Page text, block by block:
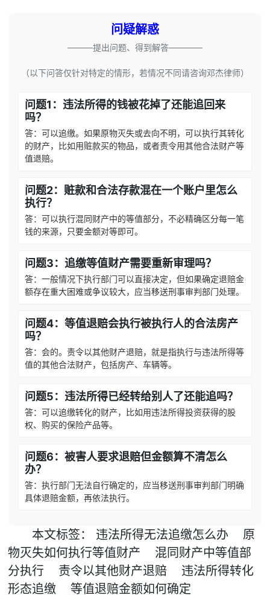
问疑解惑
———提出问题、得到解答————
（以下问答仅针对特定的情形，若情况不同请咨询邓杰律师）
问题1：违法所得的钱被花掉了还能追回来
吗？
答：可以追缴。如果原物灭失或去向不明，可以执行其转化
的财产，比如用赃款买的物品，或者责令用其他合法财产等
值退赔。
问题2：赃款和合法存款混在一个账户里怎么
执行？
答：可以执行混同财产中的等值部分，不必精确区分每一笔
钱的来源，只要金额对等即可。
问题3：追缴等值财产需要重新审理吗？
答：一般情况下执行部门可以直接决定，但如果确定退赔金
额存在重大困难或争议较大，应当移送刑事审判部门处理。
问题4：等值退赔会执行被执行人的合法房产
吗？
答：会的。责令以其他财产退赔，就是指执行与违法所得等
值的其他合法财产，包括房产、车辆等。
问题5：违法所得已经转给别人了还能追吗？
答：可以追缴转化的财产，比如用违法所得投资获得的股
权、购买的保险产品等。
问题6：被害人要求退赔但金额算不清怎么
办？
答：执行部门无法自行确定的，应当移送刑事审判部门明确
具体退赔金额，再依法执行。
本文标签： 违法所得无法追缴怎么办
原
物灭失如何执行等值财产
混同财产中等值部
分执行
责令以其他财产退赔
违法所得转化
形态追缴
等值退赔金额如何确定